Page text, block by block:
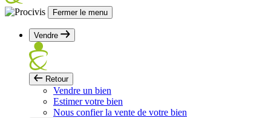
Fermer le menu
Vendre
Retour
Vendre un bien
Estimer votre bien
Nous confier la vente de votre bien